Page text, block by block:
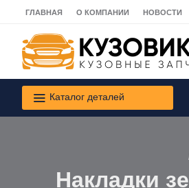
ГЛАВНАЯ О КОМПАНИИ НОВОСТИ
Каталог деталей
Накладки